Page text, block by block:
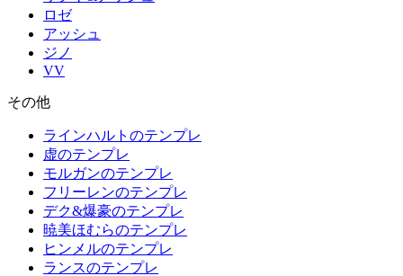
ロゼ
アッシュ
ジノ
VV
その他
ラインハルトのテンプレ
虚のテンプレ
モルガンのテンプレ
フリーレンのテンプレ
デク&爆豪のテンプレ
暁美ほむらのテンプレ
ヒンメルのテンプレ
ランスのテンプレ